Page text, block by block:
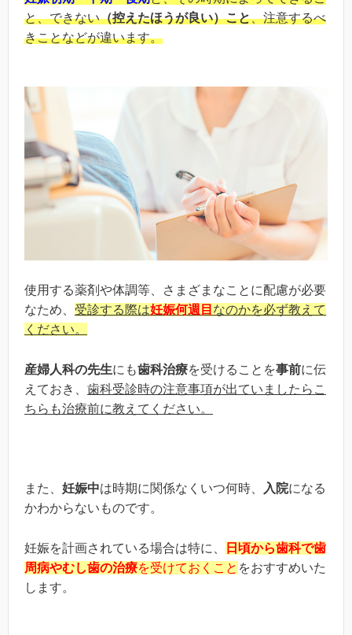
と、できない（控えたほうが良い）こと、注意するべ
きことなどが違います。
使用する薬剤や体調等、さまざまなことに配慮が必要
なため、 受診する際は妊娠何週目 なのかを必ず教えて
ください。
産婦人科の先生にも歯科治療を受けることを事前に伝
えておき、 歯科受診時の注意事項が出ていましたらこ
ちらも治療前に教えてください。
また、 妊娠中は時期に関係なくいつ何時、 入院になる
かわからないものです。
妊娠を計画されている場合は特に、
日頃から歯科で歯
周病やむし歯の治療を受けておくこと をおすすめいた
します。